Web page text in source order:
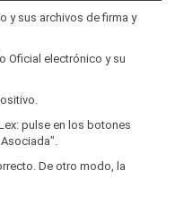
y sus archivos de firma y
Oficial electrónico y su
pulse en los botones
De otro modo, la